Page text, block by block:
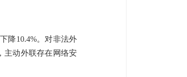
降10.4%。对非法外
主动外联存在网络安